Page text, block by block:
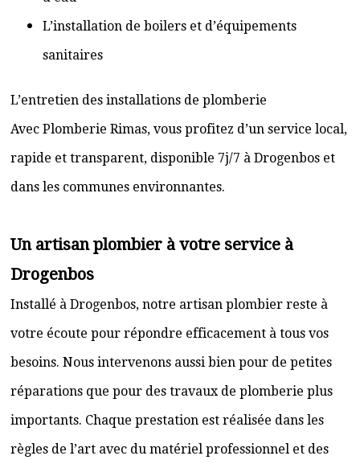
L’installation de boilers et d’équipements
sanitaires
L’entretien des installations de plomberie
Avec Plomberie Rimas, vous profitez d’un service local,
rapide et transparent, disponible 7j/7 à Drogenbos et
dans les communes environnantes.
Un artisan plombier à votre service à
Drogenbos
Installé à Drogenbos, notre artisan plombier reste à
votre écoute pour répondre efficacement à tous vos
besoins. Nous intervenons aussi bien pour de petites
réparations que pour des travaux de plomberie plus
importants. Chaque prestation est réalisée dans les
règles de l’art avec du matériel professionnel et des